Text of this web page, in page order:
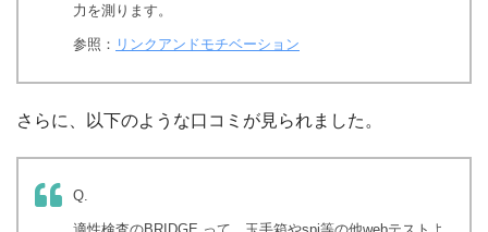
力を測ります。
参照： リンクアンドモチベーション
さらに、以下のような口コミが見られました。
Q.